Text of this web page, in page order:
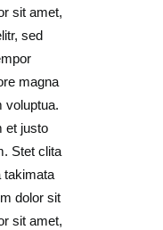
sit amet,
sed
magna
voluptua.
et justo
Stet clita
takimata
dolor sit
sit amet,